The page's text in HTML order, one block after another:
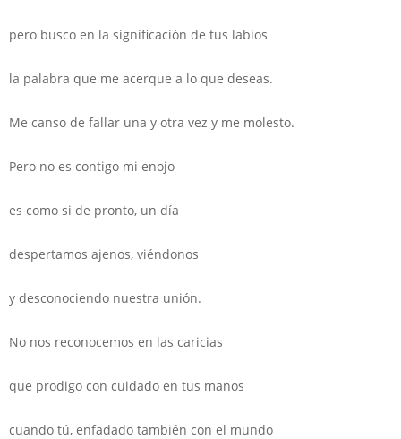
pero busco en la significación de tus labios
la palabra que me acerque a lo que deseas.
Me canso de fallar una y otra vez y me molesto.
Pero no es contigo mi enojo
es como si de pronto, un día
despertamos ajenos, viéndonos
y desconociendo nuestra unión.
No nos reconocemos en las caricias
que prodigo con cuidado en tus manos
cuando tú, enfadado también con el mundo